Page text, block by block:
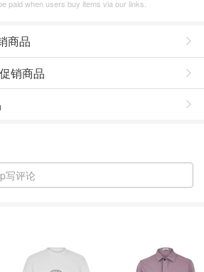
paid when users buy items via our links.
商品
销商品
写评论